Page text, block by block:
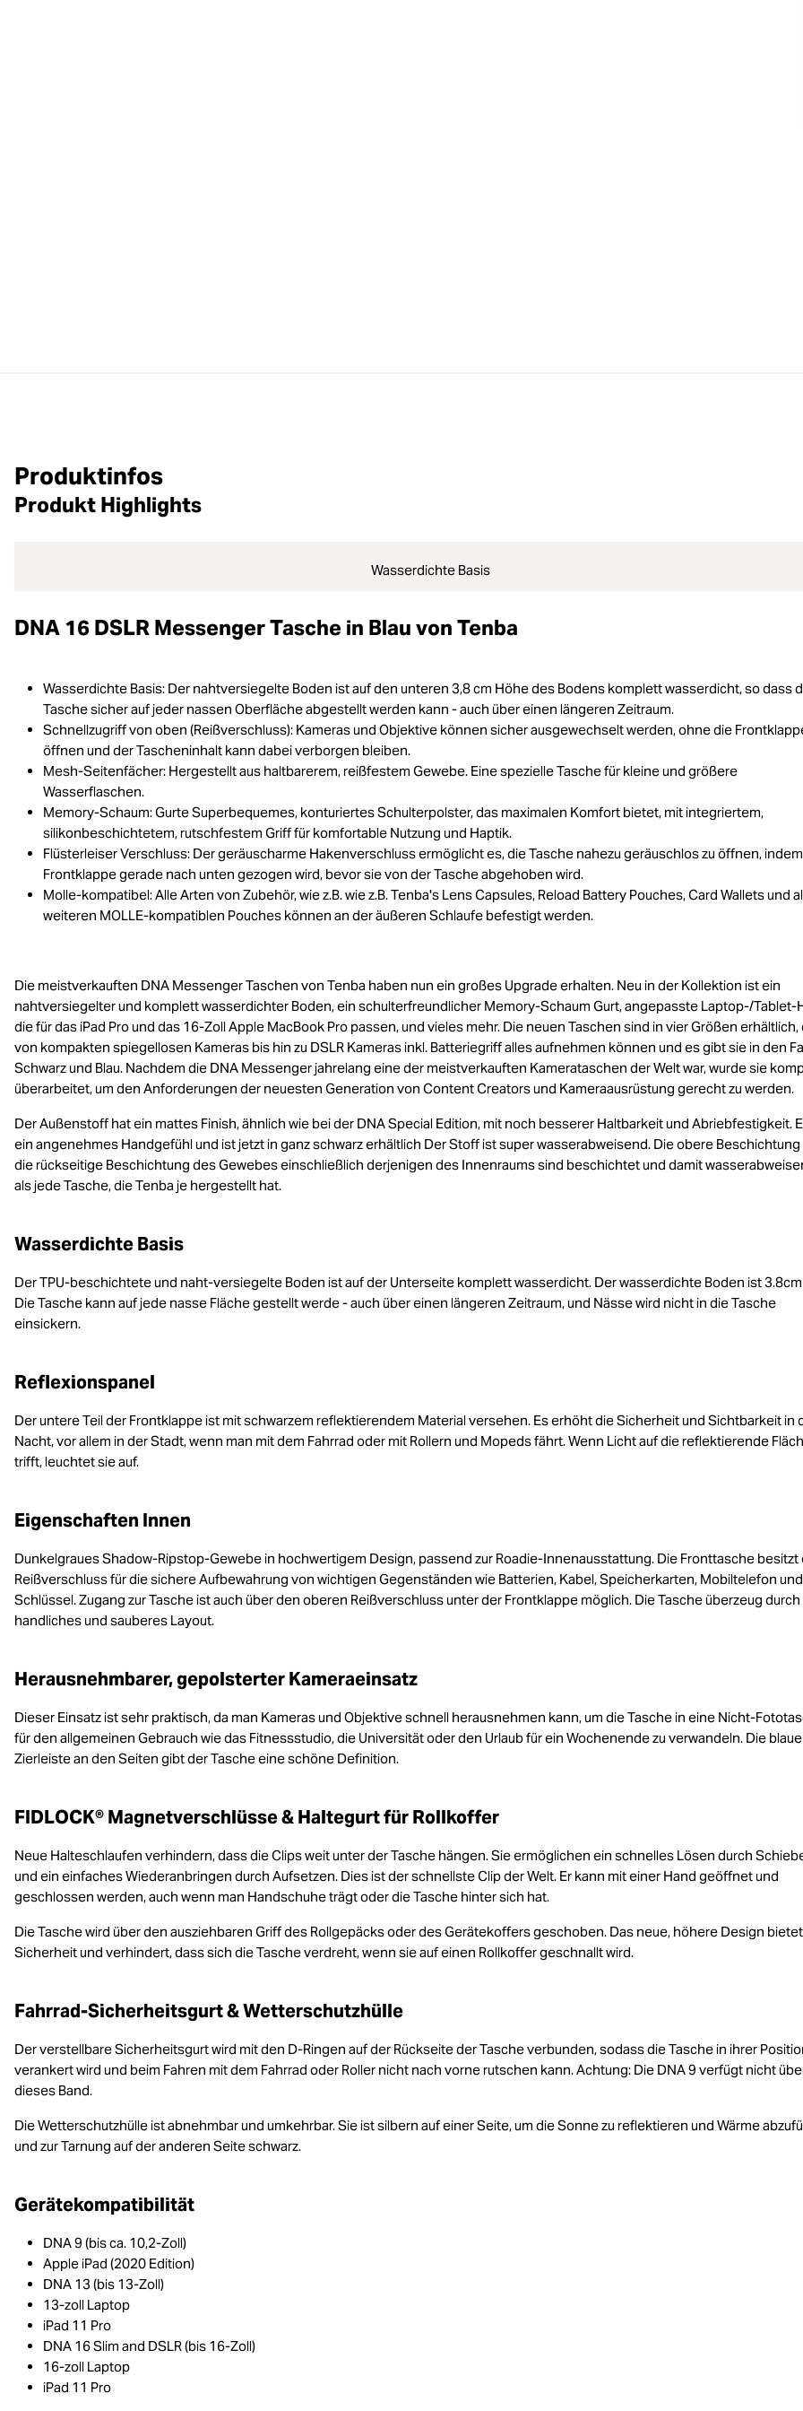
Produktinfos
Produkt Highlights
Wasserdichte Basis
DNA 16 DSLR Messenger Tasche in Blau von Tenba
Wasserdichte Basis: Der nahtversiegelte Boden ist auf den unteren 3,8 cm Höhe des Bodens komplett wasserdicht, so dass
Tasche sicher auf jeder nassen Oberfläche abgestellt werden kann - auch über einen längeren Zeitraum.
Schnellzugriff von oben (Reißverschluss): Kameras und Objektive können sicher ausgewechselt werden, ohne die
öffnen und der Tascheninhalt kann dabei verborgen bleiben.
Mesh-Seitenfächer: Hergestellt aus haltbarerem, reißfestem Gewebe. Eine spezielle Tasche für kleine und größere
Wasserflaschen.
Memory-Schaum: Gurte Superbequemes, konturiertes Schulterpolster, das maximalen Komfort bietet, mit integriertem,
silikonbeschichtetem, rutschfestem Griff für komfortable Nutzung und Haptik.
Flüsterleiser Verschluss: Der geräuscharme Hakenverschluss ermöglicht es, die Tasche nahezu geräuschlos zu öffnen,
Frontklappe gerade nach unten gezogen wird, bevor sie von der Tasche abgehoben wird.
Molle-kompatibel: Alle Arten von Zubehör, wie z.B. wie z.B. Tenba's Lens Capsules, Reload Battery Pouches, Card Wallets und
weiteren MOLLE-kompatiblen Pouches können an der äußeren Schlaufe befestigt werden.
Die meistverkauften DNA Messenger Taschen von Tenba haben nun ein großes Upgrade erhalten. Neu in der Kollektion ist ein
nahtversiegelter und komplett wasserdichter Boden, ein schulterfreundlicher Memory-Schaum Gurt, angepasste Laptop-/Tablet-
die für das iPad Pro und das 16-Zoll Apple MacBook Pro passen, und vieles mehr. Die neuen Taschen sind in vier Größen erhältlich,
von kompakten spiegellosen Kameras bis hin zu DSLR Kameras inkl. Batteriegriff alles aufnehmen können und es gibt sie in den
Schwarz und Blau. Nachdem die DNA Messenger jahrelang eine der meistverkauften Kamerataschen der Welt war, wurde sie
überarbeitet, um den Anforderungen der neuesten Generation von Content Creators und Kameraausrüstung gerecht zu werden.
Der Außenstoff hat ein mattes Finish, ähnlich wie bei der DNA Special Edition, mit noch besserer Haltbarkeit und Abriebfestigkeit.
ein angenehmes Handgefühl und ist jetzt in ganz schwarz erhältlich Der Stoff ist super wasserabweisend. Die obere Beschichtung
die rückseitige Beschichtung des Gewebes einschließlich derjenigen des Innenraums sind beschichtet und damit
als jede Tasche, die Tenba je hergestellt hat.
Wasserdichte Basis
Der TPU-beschichtete und naht-versiegelte Boden ist auf der Unterseite komplett wasserdicht. Der wasserdichte Boden ist
Die Tasche kann auf jede nasse Fläche gestellt werde - auch über einen längeren Zeitraum, und Nässe wird nicht in die Tasche
einsickern.
Reflexionspanel
Der untere Teil der Frontklappe ist mit schwarzem reflektierendem Material versehen. Es erhöht die Sicherheit und Sichtbarkeit in
Nacht, vor allem in der Stadt, wenn man mit dem Fahrrad oder mit Rollern und Mopeds fährt. Wenn Licht auf die reflektierende
trifft, leuchtet sie auf.
Eigenschaften Innen
Dunkelgraues Shadow-Ripstop-Gewebe in hochwertigem Design, passend zur Roadie-Innenausstattung. Die Fronttasche besitzt
Reißverschluss für die sichere Aufbewahrung von wichtigen Gegenständen wie Batterien, Kabel, Speicherkarten, Mobiltelefon und
Schlüssel. Zugang zur Tasche ist auch über den oberen Reißverschluss unter der Frontklappe möglich. Die Tasche überzeug durch
handliches und sauberes Layout.
Herausnehmbarer, gepolsterter Kameraeinsatz
Dieser Einsatz ist sehr praktisch, da man Kameras und Objektive schnell herausnehmen kann, um die Tasche in eine Nicht-
für den allgemeinen Gebrauch wie das Fitnessstudio, die Universität oder den Urlaub für ein Wochenende zu verwandeln. Die blaue
Zierleiste an den Seiten gibt der Tasche eine schöne Definition.
FIDLOCK® Magnetverschlüsse & Haltegurt für Rollkoffer
Neue Halteschlaufen verhindern, dass die Clips weit unter der Tasche hängen. Sie ermöglichen ein schnelles Lösen durch
und ein einfaches Wiederanbringen durch Aufsetzen. Dies ist der schnellste Clip der Welt. Er kann mit einer Hand geöffnet und
geschlossen werden, auch wenn man Handschuhe trägt oder die Tasche hinter sich hat.
Die Tasche wird über den ausziehbaren Griff des Rollgepäcks oder des Gerätekoffers geschoben. Das neue, höhere Design
Sicherheit und verhindert, dass sich die Tasche verdreht, wenn sie auf einen Rollkoffer geschnallt wird.
Fahrrad-Sicherheitsgurt & Wetterschutzhülle
Der verstellbare Sicherheitsgurt wird mit den D-Ringen auf der Rückseite der Tasche verbunden, sodass die Tasche in ihrer
verankert wird und beim Fahren mit dem Fahrrad oder Roller nicht nach vorne rutschen kann. Achtung: Die DNA 9 verfügt nicht
dieses Band.
Die Wetterschutzhülle ist abnehmbar und umkehrbar. Sie ist silbern auf einer Seite, um die Sonne zu reflektieren und Wärme
und zur Tarnung auf der anderen Seite schwarz.
Gerätekompatibilität
DNA 9 (bis ca. 10,2-Zoll)
Apple iPad (2020 Edition)
DNA 13 (bis 13-Zoll)
13-zoll Laptop
iPad 11 Pro
DNA 16 Slim and DSLR (bis 16-Zoll)
16-zoll Laptop
iPad 11 Pro